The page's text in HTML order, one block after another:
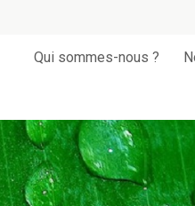
Qui sommes-nous ?